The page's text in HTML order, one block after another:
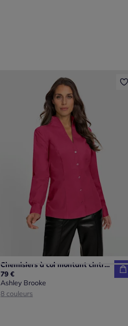
Chemisiers à col montant cintrés à manches longues
79 €
Ashley Brooke
8 couleurs